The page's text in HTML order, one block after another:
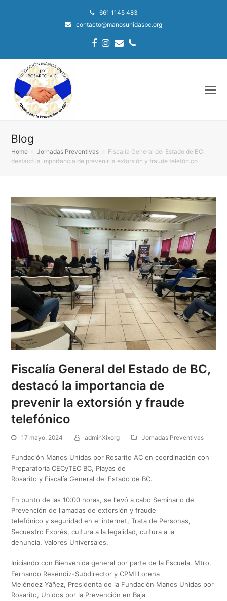
661 1145 483
contacto@manosunidasbc.org
Facebook
Instagram
EmailPhone
Blog
Home » Jornadas Preventivas » Fiscalía General del Estado de BC,
destacó la importancia de prevenir la extorsión y fraude telefónico
Fiscalía General del Estado de BC,
destacó la importancia de
prevenir la extorsión y fraude
telefónico
17 mayo, 2024 adminXixorg Jornadas Preventivas
Fundación Manos Unidas por Rosarito AC en coordinación con
Preparatoria CECyTEC BC, Playas de
Rosarito y Fiscalía General del Estado de BC.
En punto de las 10:00 horas, se llevó a cabo Seminario de
Prevención de llamadas de extorsión y fraude
telefónico y seguridad en el internet, Trata de Personas,
Secuestro Exprés, cultura a la legalidad, cultura a la
denuncia. Valores Universales.
Iniciando con Bienvenida general por parte de la Escuela. Mtro.
Fernando Reséndiz-Subdirector y CPMI Lorena
Meléndez Yáñez, Presidenta de la Fundación Manos Unidas por
Rosarito, Unidos por la Prevención en Baja